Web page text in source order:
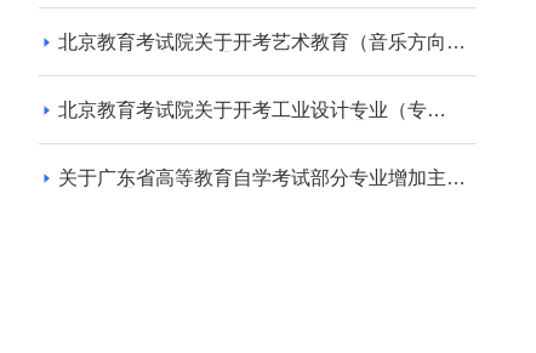
北京教育考试院关于开考艺术教育（音乐方向）
北京教育考试院关于开考工业设计专业（专
关于广东省高等教育自学考试部分专业增加主考